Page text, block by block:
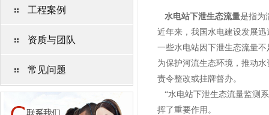
工程案例
资质与团队
常见问题
水电站下泄生态流量是指为
近年来，我国水电建设发展
一些水电站因下泄生态流量
为保护河流生态环境，推动
责令整改或挂牌督办。
“水电站下泄生态流量监测
挥了重要作用。